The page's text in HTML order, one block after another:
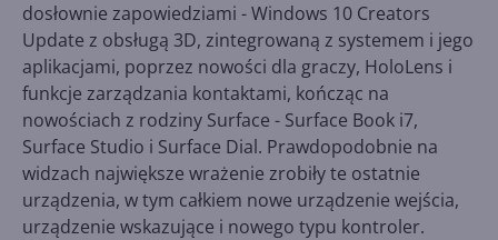
dosłownie zapowiedziami - Windows 10 Creators
Update z obsługą 3D, zintegrowaną z systemem i jego
aplikacjami, poprzez nowości dla graczy, HoloLens i
funkcje zarządzania kontaktami, kończąc na
nowościach z rodziny Surface - Surface Book i7,
Surface Studio i Surface Dial. Prawdopodobnie na
widzach największe wrażenie zrobiły te ostatnie
urządzenia, w tym całkiem nowe urządzenie wejścia,
urządzenie wskazujące i nowego typu kontroler.